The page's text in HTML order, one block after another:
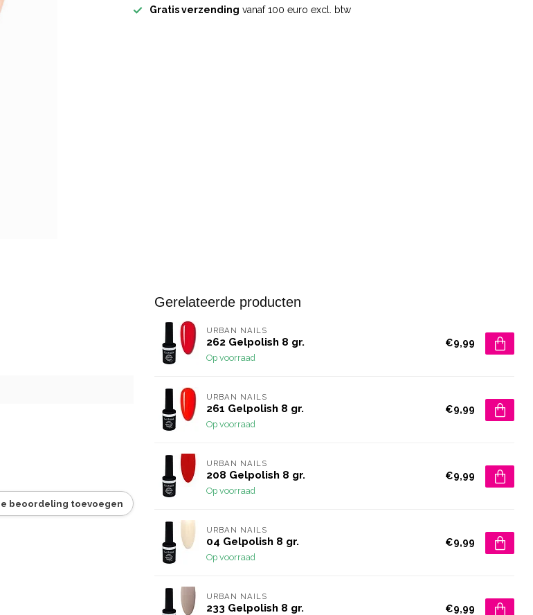
Gratis verzending vanaf 100 euro excl. btw
beoordeling toevoegen
Gerelateerde producten
URBAN NAILS
262 Gelpolish 8 gr.
Op voorraad
€9,99
URBAN NAILS
261 Gelpolish 8 gr.
Op voorraad
€9,99
URBAN NAILS
208 Gelpolish 8 gr.
Op voorraad
€9,99
URBAN NAILS
04 Gelpolish 8 gr.
Op voorraad
€9,99
URBAN NAILS
233 Gelpolish 8 gr. €9,99